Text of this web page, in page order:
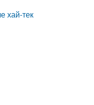
хай-тек